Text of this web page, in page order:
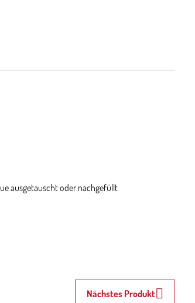
ausgetauscht oder nachgefüllt
Nächstes Produkt